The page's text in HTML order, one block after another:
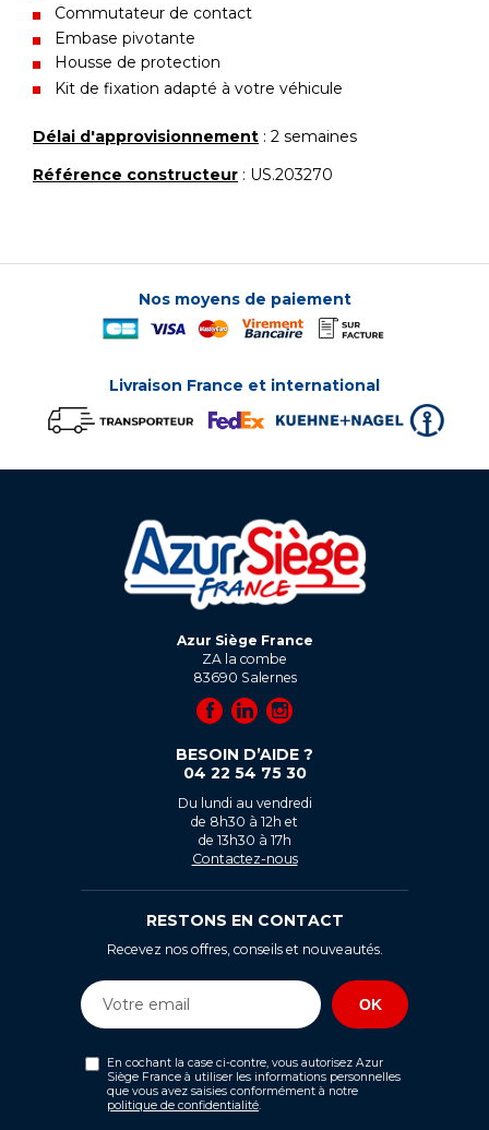
Commutateur de contact
Embase pivotante
Housse de protection
Kit de fixation adapté à votre véhicule
Délai d'approvisionnement : 2 semaines
Référence constructeur : US.203270
Nos moyens de paiement
Livraison France et international
Azur Siège France
ZA la combe
83690 Salernes
BESOIN D’AIDE ?
04 22 54 75 30
Du lundi au vendredi
de 8h30 à 12h et
de 13h30 à 17h
Contactez-nous
RESTONS EN CONTACT
Recevez nos offres, conseils et nouveautés.
En cochant la case ci-contre, vous autorisez Azur
Siège France à utiliser les informations personnelles
que vous avez saisies conformément à notre
politique de confidentialité